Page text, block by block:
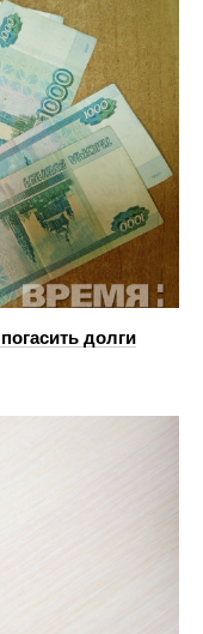
долги